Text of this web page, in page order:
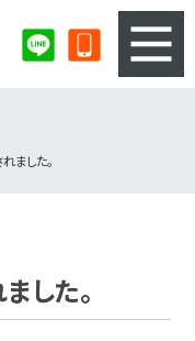
ました。
した。